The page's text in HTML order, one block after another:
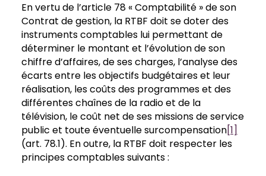
En vertu de l’article 78 « Comptabilité » de son
Contrat de gestion, la RTBF doit se doter des
instruments comptables lui permettant de
déterminer le montant et l’évolution de son
chiffre d’affaires, de ses charges, l’analyse des
écarts entre les objectifs budgétaires et leur
réalisation, les coûts des programmes et des
différentes chaînes de la radio et de la
télévision, le coût net de ses missions de service
public et toute éventuelle surcompensation[1]
(art. 78.1). En outre, la RTBF doit respecter les
principes comptables suivants :